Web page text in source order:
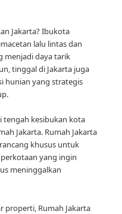
Jakarta? Ibukota
lalu lintas dan
menjadi daya tarik
tinggal di Jakarta juga
hunian yang strategis
tengah kesibukan kota
Jakarta. Rumah Jakarta
khusus untuk
yang ingin
meninggalkan
properti, Rumah Jakarta